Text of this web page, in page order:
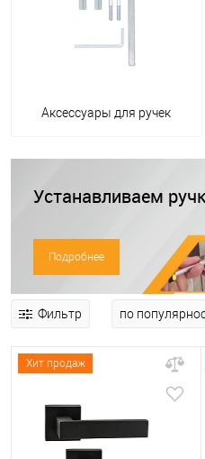
Аксессуары для ручек
Устанавливаем
Подробнее
Фильтр
Хит продаж